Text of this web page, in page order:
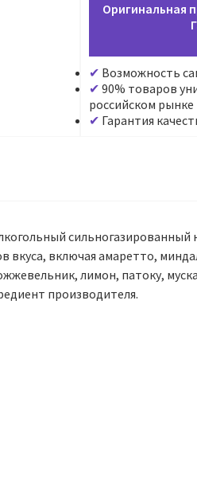
Оригинальная
Возможность
90% товаров
российском рынке
Гарантия
сильногазированный
вкуса, включая амаретто,
лимон, патоку,
производителя.